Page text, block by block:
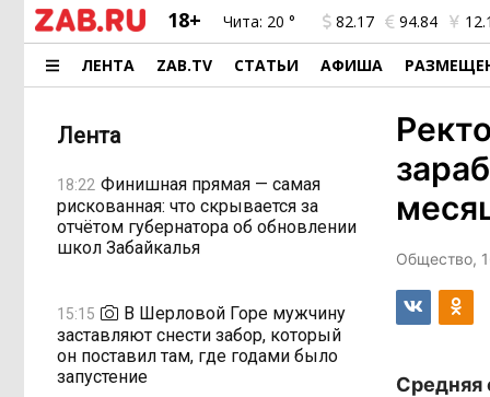
18+ Чита: 20 ° 82.17 94.84
ЛЕНТА ZAB.TV СТАТЬИ АФИША
Лента
18:22 Финишная прямая — самая
рискованная: что скрывается за
отчётом губернатора об обновлении
школ Забайкалья
15:15
В Шерловой Горе мужчину
заставляют снести забор, который
он поставил там, где годами было
запустение
Общество,
Средняя